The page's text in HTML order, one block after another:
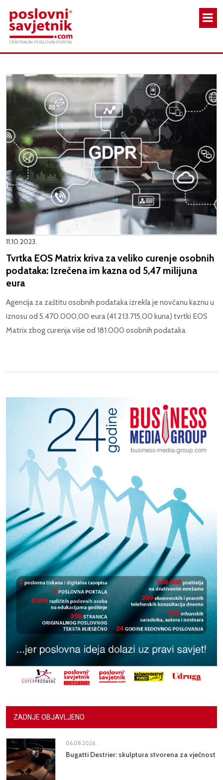
11.10.2023.
Tvrtka EOS Matrix kriva za veliko curenje osobnih
podataka: Izrečena im kazna od 5,47 milijuna
eura
Agencija za zaštitu osobnih podataka izrekla je novčanu kaznu u
iznosu od 5.470.000,00 eura (41.213.715,00 kuna) tvrtki EOS
Matrix zbog curenja više od 181.000 osobnih podataka
ZADNJE OBJAVLJENO
06.08.2026.
Bugatti Destrier: skulptura stvorena za vječnost